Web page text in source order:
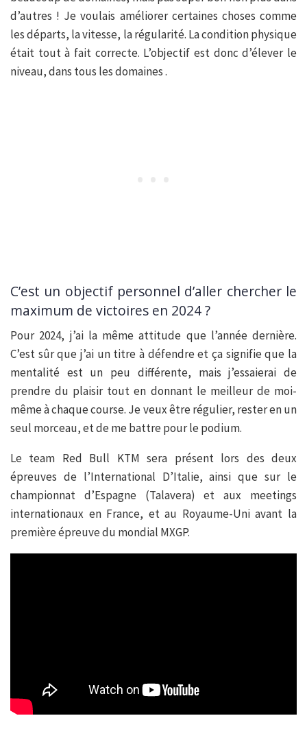
d’autres ! Je voulais améliorer certaines choses comme
les départs, la vitesse, la régularité. La condition physique
était tout à fait correcte. L’objectif est donc d’élever le
niveau, dans tous les domaines .
C’est un objectif personnel d’aller chercher le
maximum de victoires en 2024 ?
Pour 2024, j’ai la même attitude que l’année dernière.
C’est sûr que j’ai un titre à défendre et ça signifie que la
mentalité est un peu différente, mais j’essaierai de
prendre du plaisir tout en donnant le meilleur de moi-
même à chaque course. Je veux être régulier, rester en un
seul morceau, et de me battre pour le podium.
Le team Red Bull KTM sera présent lors des deux
épreuves de l’International D’Italie, ainsi que sur le
championnat d’Espagne (Talavera) et aux meetings
internationaux en France, et au Royaume-Uni avant la
première épreuve du mondial MXGP.